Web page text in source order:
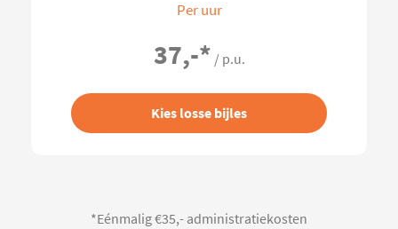
Per uur
37,-* / p.u.
Kies losse bijles
*Eénmalig €35,- administratiekosten